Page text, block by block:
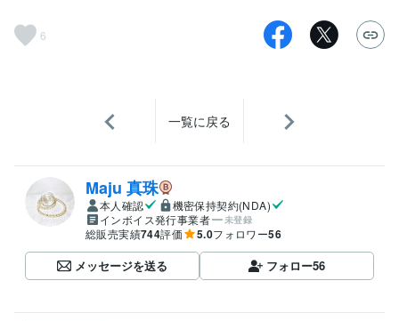
6
一覧に戻る
Maju 真珠
本人確認
機密保持契約(NDA)
インボイス発行事業者
未登録
総販売実績744評価 5.0フォロワー56
メッセージを送る フォロー56